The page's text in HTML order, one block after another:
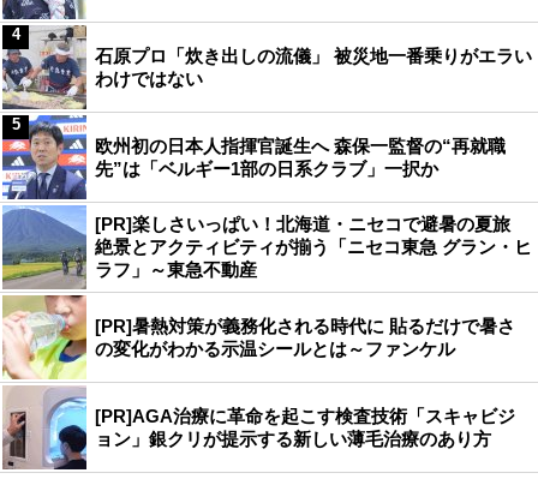
石原プロ「炊き出しの流儀」 被災地一番乗りがエラい
わけではない
4
欧州初の日本人指揮官誕生へ 森保一監督の“再就職
先”は「ベルギー1部の日系クラブ」一択か
5
[PR]楽しさいっぱい！北海道・ニセコで避暑の夏旅
絶景とアクティビティが揃う「ニセコ東急 グラン・ヒ
ラフ」～東急不動産
[PR]暑熱対策が義務化される時代に 貼るだけで暑さ
の変化がわかる示温シールとは～ファンケル
[PR]AGA治療に革命を起こす検査技術「スキャビジ
ョン」銀クリが提示する新しい薄毛治療のあり方